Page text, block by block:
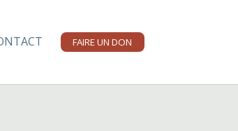
FAIRE UN DON